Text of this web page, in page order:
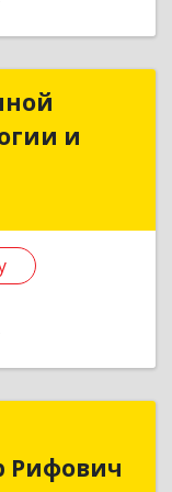
и
и
154/1, кв.408
Рифович
Дюртюли г,